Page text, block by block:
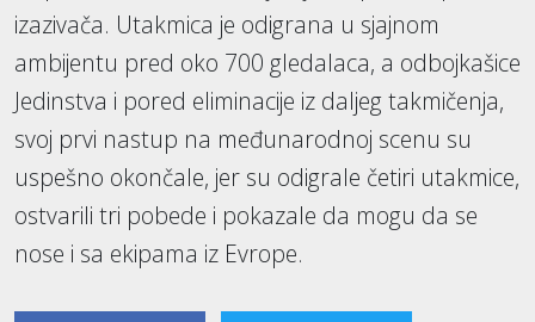
izazivača. Utakmica je odigrana u sjajnom
ambijentu pred oko 700 gledalaca, a odbojkašice
Jedinstva i pored eliminacije iz daljeg takmičenja,
svoj prvi nastup na međunarodnoj scenu su
uspešno okončale, jer su odigrale četiri utakmice,
ostvarili tri pobede i pokazale da mogu da se
nose i sa ekipama iz Evrope.